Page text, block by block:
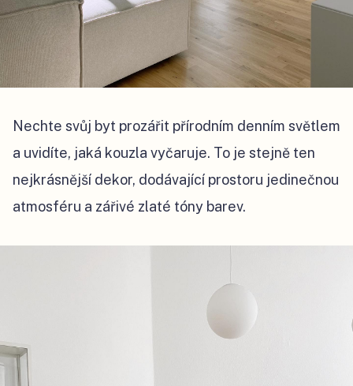
Nechte svůj byt prozářit přírodním denním světlem
a uvidíte, jaká kouzla vyčaruje. To je stejně ten
nejkrásnější dekor, dodávající prostoru jedinečnou
atmosféru a zářivé zlaté tóny barev.